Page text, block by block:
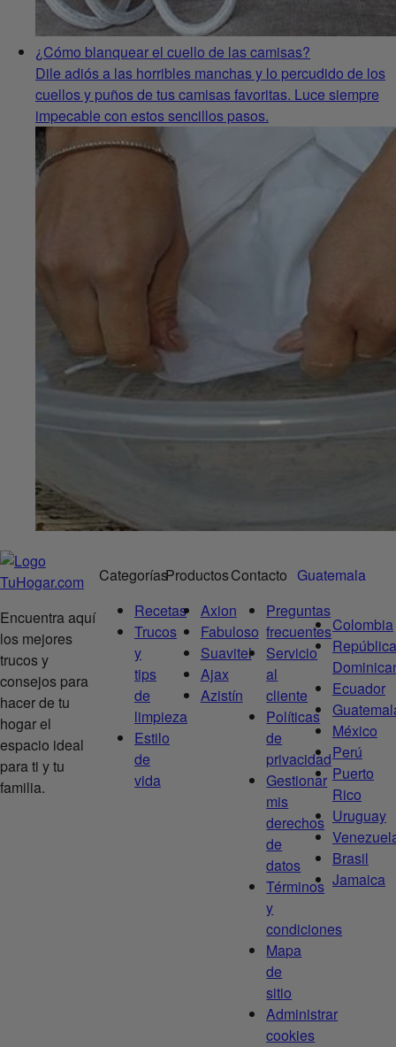
¿Cómo blanquear el cuello de las camisas?
Dile adiós a las horribles manchas y lo percudido de los
cuellos y puños de tus camisas favoritas. Luce siempre
impecable con estos sencillos pasos.
Encuentra aquí
los mejores
trucos y
consejos para
hacer de tu
hogar el
espacio ideal
para ti y tu
familia.
Categorías
Recetas
Trucos
y
tips
de
limpieza
Estilo
de
vida
Productos
Axion
Fabuloso
Suavitel
Ajax
Azistín
Contacto
Preguntas
frecuentes
Servicio
al
cliente
Políticas
de
privacidad
Gestionar
mis
derechos
de
datos
Términos
y
condiciones
Mapa
de
sitio
Administrar
cookies
Guatemala
Colombia
República
Ecuador
México
Perú
Puerto
Rico
Uruguay
Brasil
Jamaica